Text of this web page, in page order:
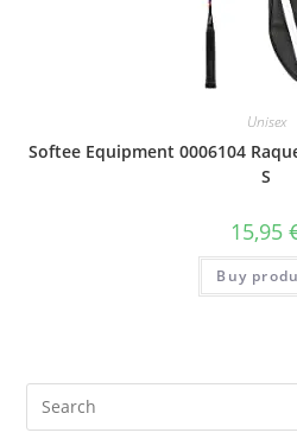
Unisex
Softee Equipment 0006104
S
15,95
Buy
Search
for: